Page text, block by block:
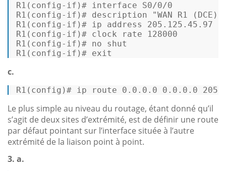
R1(config-if)# interface S0/0/0
R1(config-if)# description
"WAN R1 (DCE)"
R1(config-if)# ip address 205.125.45.97
R1(config-if)# clock rate 128000
R1(config-if)# no shut
R1(config-if)# exit
c.
R1 (config)# ip route 0.0 .0 .0 0.0 .0 .0
Le plus simple au niveau du routage, étant donné qu’il
s’agit de deux sites d’extrémité, est de définir une route
par défaut pointant sur l’interface située à l’autre
extrémité de la liaison point à point.
3. a.